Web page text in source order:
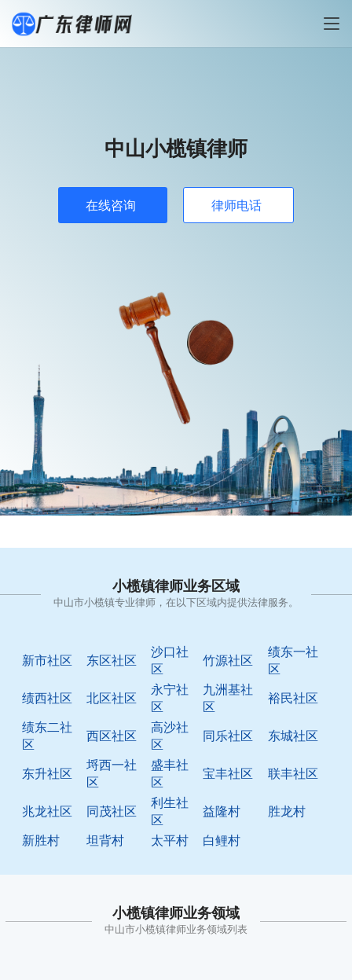
中山小榄镇律师
在线咨询 律师电话
小榄镇律师业务区域
中山市小榄镇专业律师，在以下区域内提供法律服务。
新市社区 东区社区
沙口社
区
竹源社区
绩东一社
区
绩西社区
北区社区
永宁社
区
九洲基社
区
裕民社区
绩东二社
区
西区社区
高沙社
区
同乐社区 东城社区
东升社区
埒西一社
区
盛丰社
区
宝丰社区 联丰社区
兆龙社区 同茂社区
利生社
区
益隆村
胜龙村
新胜村
坦背村 太平村 白鲤村
小榄镇律师业务领域
中山市小榄镇律师业务领域列表